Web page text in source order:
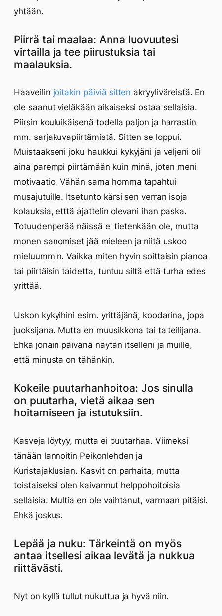
yhtään.
Piirrä tai maalaa: Anna luovuutesi
virtailla ja tee piirustuksia tai
maalauksia.
Haaveilin joitakin päiviä sitten akryyliväreistä. En
ole saanut vieläkään aikaiseksi ostaa sellaisia.
Piirsin kouluikäisenä todella paljon ja harrastin
mm. sarjakuvapiirtämistä. Sitten se loppui.
Muistaakseni joku haukkui kykyjäni ja veljeni oli
aina parempi piirtämään kuin minä, joten meni
motivaatio. Vähän sama homma tapahtui
musajutuille. Itsetunto kärsi sen verran isoja
kolauksia, etttä ajattelin olevani ihan paska.
Totuudenperää näissä ei tietenkään ole, mutta
monen sanomiset jää mieleen ja niitä uskoo
mieluummin. Vaikka miten hyvin soittaisin pianoa
tai piirtäisin taidetta, tuntuu siltä että turha edes
yrittää.
Uskon kykyihini esim. yrittäjänä, koodarina, jopa
juoksijana. Mutta en muusikkona tai taiteilijana.
Ehkä jonain päivänä näytän itselleni ja muille,
että minusta on tähänkin.
Kokeile puutarhanhoitoa: Jos sinulla
on puutarha, vietä aikaa sen
hoitamiseen ja istutuksiin.
Kasveja löytyy, mutta ei puutarhaa. Viimeksi
tänään lannoitin Peikonlehden ja
Kuristajaklusian. Kasvit on parhaita, mutta
toistaiseksi olen kaivannut helppohoitoisia
sellaisia. Multia en ole vaihtanut, varmaan pitäisi.
Ehkä joskus.
Lepää ja nuku: Tärkeintä on myös
antaa itsellesi aikaa levätä ja nukkua
riittävästi.
Nyt on kyllä tullut nukuttua ja hyvä niin.